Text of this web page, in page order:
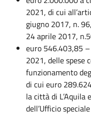
2021, di cui
giugno 2017, n.
24 aprile 2017,
euro 546.403,85
2021, delle spese
funzionamento
di cui euro
la città di L’Aquila
dell’Ufficio